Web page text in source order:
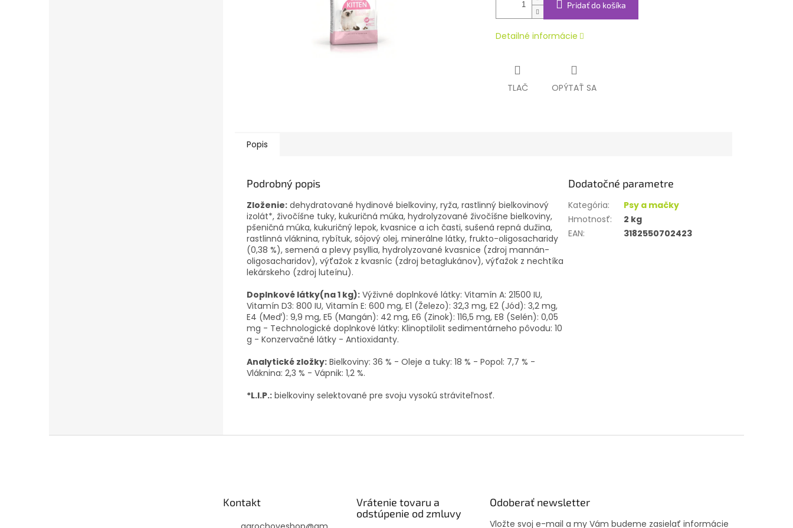
Pridať do košíka
Detailné informácie
TLAČ OPÝTAŤ SA
Popis
Podrobný popis
Zloženie: dehydratované hydinové bielkoviny, ryža, rastlinný bielkovinový
izolát*, živočíšne tuky, kukuričná múka, hydrolyzované živočíšne bielkoviny,
pšeničná múka, kukuričný lepok, kvasnice a ich časti, sušená repná dužina,
rastlinná vláknina, rybítuk, sójový olej, minerálne látky, frukto-oligosacharidy
(0,38 %), semená a plevy psyllia, hydrolyzované kvasnice (zdroj mannán-
oligosacharidov), výťažok z kvasníc (zdroj betaglukánov), výťažok z nechtíka
lekárskeho (zdroj luteínu).
Doplnkové látky(na 1 kg): Výživné doplnkové látky: Vitamín A: 21500 IU,
Vitamín D3: 800 IU, Vitamín E: 600 mg, E1 (Železo): 32,3 mg, E2 (Jód): 3,2 mg,
E4 (Meď): 9,9 mg, E5 (Mangán): 42 mg, E6 (Zinok): 116,5 mg, E8 (Selén): 0,05
mg - Technologické doplnkové látky: Klinoptilolit sedimentárneho pôvodu: 10
g - Konzervačné látky - Antioxidanty.
Analytické zložky: Bielkoviny: 36 % - Oleje a tuky: 18 % - Popol: 7,7 % -
Vláknina: 2,3 % - Vápnik: 1,2 %.
*L.I.P.: bielkoviny selektované pre svoju vysokú stráviteľnosť.
Dodatočné parametre
Kategória:
Psy a mačky
Hmotnosť:
2 kg
EAN: 3182550702423
Kontakt
Vrátenie tovaru a
odstúpenie od zmluvy
Odoberať newsletter
Vložte svoj e-mail a my Vám budeme zasielať informácie